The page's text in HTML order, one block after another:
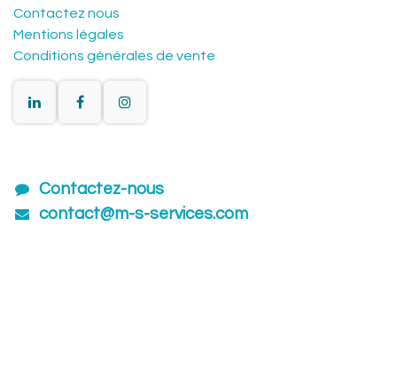
Contactez nous
Mentions légales
Conditions générales de vente
Contactez-nous
contact@m-s-services.com